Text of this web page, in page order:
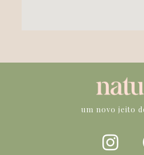
um novo jeito